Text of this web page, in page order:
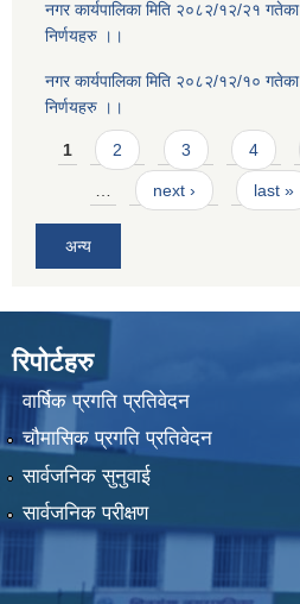
नगर कार्यपालिका मिति २०८२/१२/२१ गतेका
निर्णयहरु ।।
नगर कार्यपालिका मिति २०८२/१२/१० गतेका
निर्णयहरु ।।
Pages
1 2 3 4
next › last »
अन्य
रिपोर्टहरु
वार्षिक प्रगति प्रतिवेदन
चौमासिक प्रगति प्रतिवेदन
सार्वजनिक सुनुवाई
सार्वजनिक परीक्षण